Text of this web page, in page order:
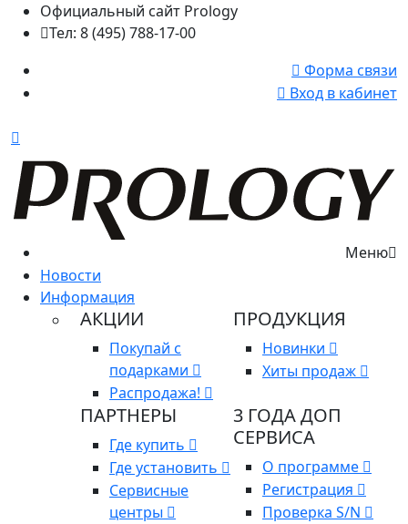
Официальный сайт Prology
Тел: 8 (495) 788-17-00
Форма связи
Вход в кабинет
Меню
Новости
Информация
АКЦИИ
Покупай с
подарками
Распродажа!
ПРОДУКЦИЯ
Новинки
Хиты продаж
ПАРТНЕРЫ
Где купить
Где установить
Сервисные
центры
3 ГОДА ДОП
СЕРВИСА
О программе
Регистрация
Проверка S/N